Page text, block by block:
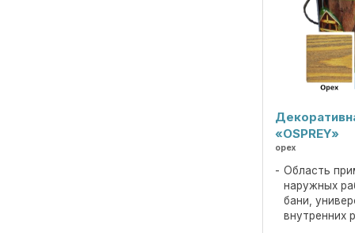
«OSPREY»
орех
Область
наружных
бани,
внутренних